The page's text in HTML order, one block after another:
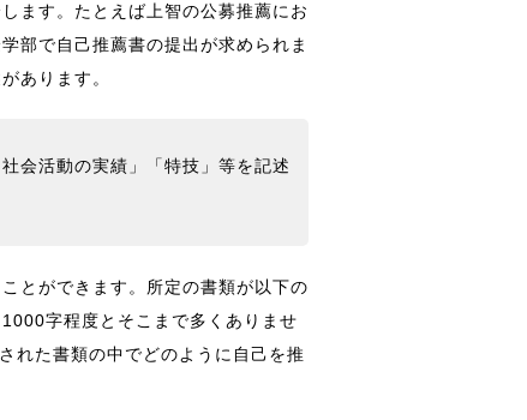
ます。たとえば上智の公募推薦にお
部で自己推薦書の提出が求められま
あります。
会活動の実績」「特技」等を記述
とができます。所定の書類が以下の
字程度とそこまで多くありませ
れた書類の中でどのように自己を推